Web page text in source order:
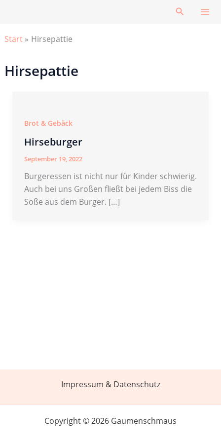
Suchen
Start Hirsepattie
Hirsepattie
Brot & Gebäck
Hirseburger
September 19, 2022
Burgeressen ist nicht nur für Kinder schwierig.
Auch bei uns Großen fließt bei jedem Biss die
Soße aus dem Burger. […]
Impressum & Datenschutz
Copyright © 2026 Gaumenschmaus